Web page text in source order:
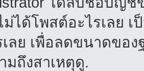
ได้โพสต์อะไรเลย
เลย เพื่อลดขนาดขอ
มถึงสาเหตุดู.